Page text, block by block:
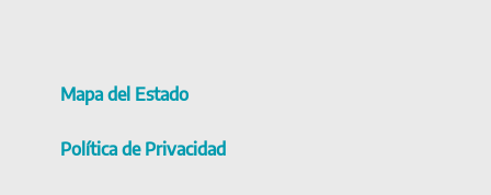
Mapa del Estado
Política de Privacidad